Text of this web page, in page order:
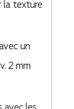
la texture
un
2 mm